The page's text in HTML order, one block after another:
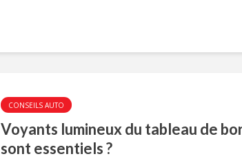
CONSEILS AUTO
Voyants lumineux du tableau de
sont essentiels ?